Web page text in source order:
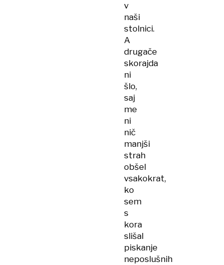
v
naši
stolnici.
A
drugače
skorajda
ni
šlo,
saj
me
ni
nič
manjši
strah
obšel
vsakokrat,
ko
sem
s
kora
slišal
piskanje
neposlušnih